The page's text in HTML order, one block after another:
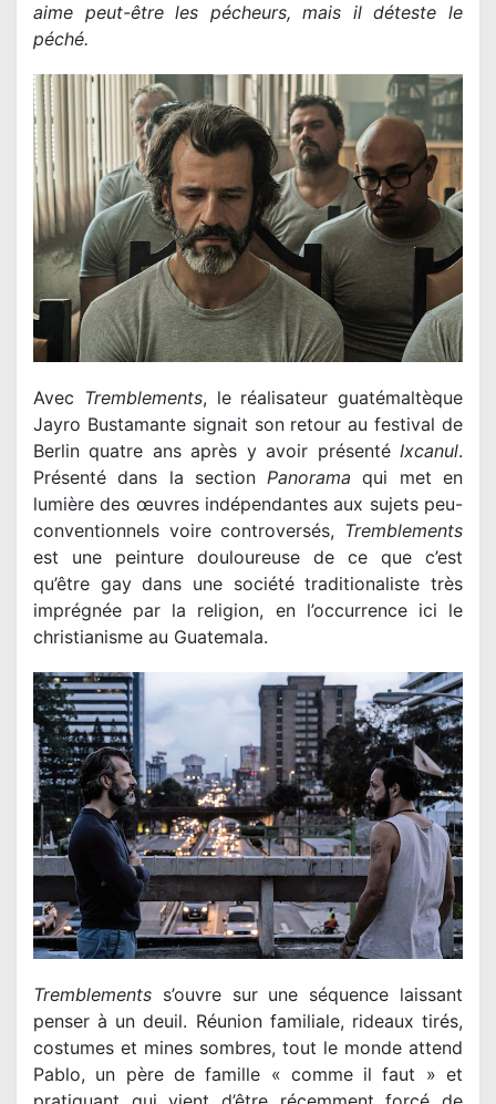
aime peut-être les pécheurs, mais il déteste le
péché.
Avec Tremblements, le réalisateur guatémaltèque
Jayro Bustamante signait son retour au festival de
Berlin quatre ans après y avoir présenté Ixcanul.
Présenté dans la section Panorama qui met en
lumière des œuvres indépendantes aux sujets peu-
conventionnels voire controversés, Tremblements
est une peinture douloureuse de ce que c’est
qu’être gay dans une société traditionaliste très
imprégnée par la religion, en l’occurrence ici le
christianisme au Guatemala.
Tremblements s’ouvre sur une séquence laissant
penser à un deuil. Réunion familiale, rideaux tirés,
costumes et mines sombres, tout le monde attend
Pablo, un père de famille « comme il faut » et